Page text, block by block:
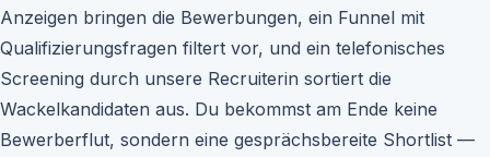
Anzeigen bringen die Bewerbungen, ein Funnel mit
Qualifizierungsfragen filtert vor, und ein telefonisches
Screening durch unsere Recruiterin sortiert die
Wackelkandidaten aus. Du bekommst am Ende keine
Bewerberflut, sondern eine gesprächsbereite Shortlist —